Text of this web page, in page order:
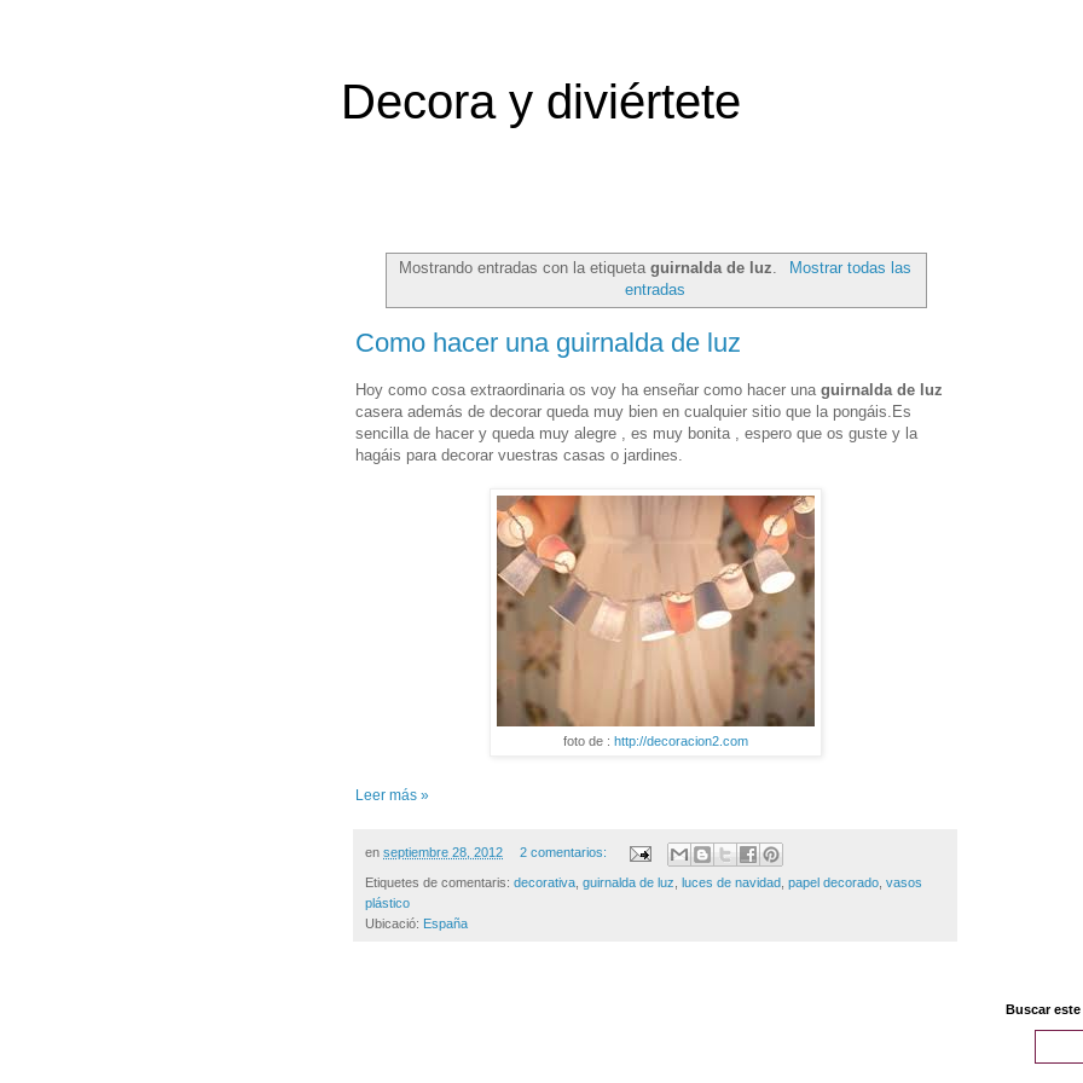
Decora y diviértete
Mostrando entradas con la etiquetaguirnalda de luz
Mostrar todas las
entradas
Como hacer una guirnalda de luz
Hoy como cosa extraordinaria os voy ha enseñar como hacer una guirnalda de luz
casera además de decorar queda muy bien en cualquier sitio que la pongáis.Es
sencilla de hacer y queda muy alegre , es muy bonita , espero que os guste y la
hagáis para decorar vuestras casas o jardines.
foto de : http://decoracion2.com
Leer más »
en septiembre 28, 2012 2 comentarios:
Etiquetes de comentaris: decorativa guirnalda de luz luces de navidad papel decorado vasos
plástico
Ubicació: España
Buscar